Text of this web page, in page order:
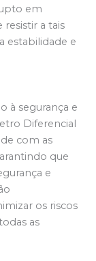
em
resistir a tais
estabilidade e
à segurança e
Diferencial
com as
que
e
os riscos
as